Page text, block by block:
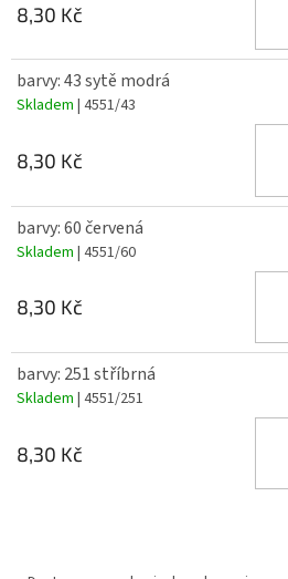
8,30 Kč
barvy: 43 sytě modrá
Skladem | 4551/43
8,30 Kč
barvy: 60 červená
Skladem | 4551/60
8,30 Kč
barvy: 251 stříbrná
Skladem | 4551/251
8,30 Kč